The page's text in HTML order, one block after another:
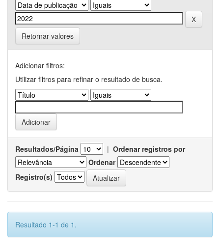
Retornar valores
Adicionar filtros:
Utilizar filtros para refinar o resultado de busca.
Resultados/Página | Ordenar registros por
Ordenar
Registro(s)
Resultado 1-1 de 1.